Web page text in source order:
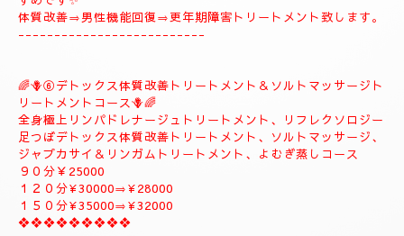
🪻🌺⑤❖♡ナチュラルトリートメントコース❖♡🌺🪻
ント致します、体質改善足つぼリフレクソロジーデトックストリ
ートメント疲労回復トリートメントアロマトリートメント致しま
す。
９０分￥20000
１２０分¥25000⇒おすすめ致します。
１５０分¥28000⇒よむぎ蒸しサービス致します。
１８０分￥34000⇒ラグジュアリーにゆっくりトリートメント致
します。
是非おすすめ致します全て入って居るコースになりますのでおす